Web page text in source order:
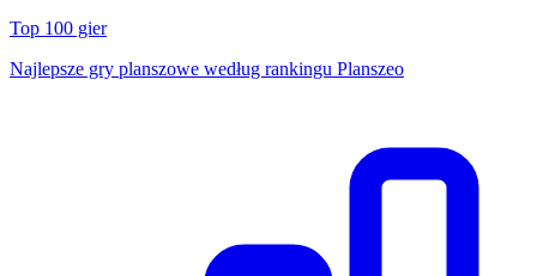
Top 100 gier
Najlepsze gry planszowe według rankingu Planszeo